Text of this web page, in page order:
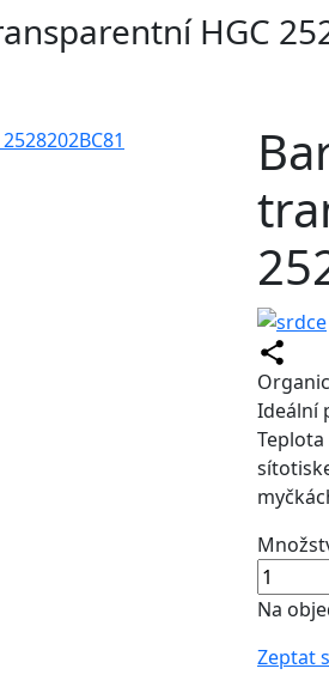
HGC
Ideální
Teplota
Na
Zeptat